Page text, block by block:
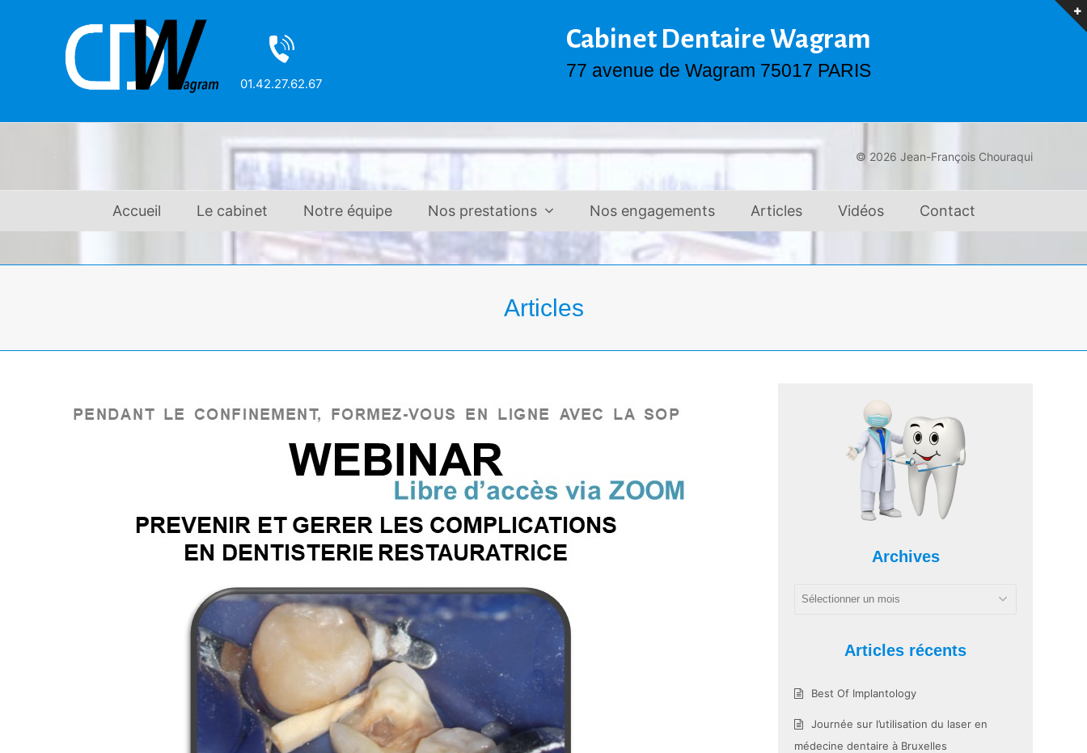
01.42.27.62.67
Cabinet Dentaire Wagram
77 avenue de Wagram 75017 PARIS
© 2026 Jean-François Chouraqui
Accueil Le cabinet Notre équipe Nos prestations Nos engagements Articles Vidéos Contact
Articles
Archives
Articles récents
Best Of Implantology
Journée sur l’utilisation du laser en
médecine dentaire à Bruxelles